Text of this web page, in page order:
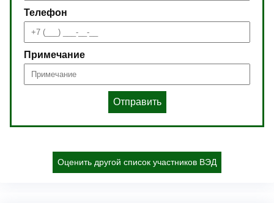
Телефон
Примечание
Отправить
Оценить другой список участников ВЭД